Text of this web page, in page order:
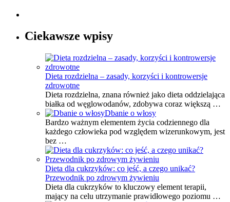
Ciekawsze wpisy
Dieta rozdzielna – zasady, korzyści i kontrowersje
zdrowotne
Dieta rozdzielna, znana również jako dieta oddzielająca
białka od węglowodanów, zdobywa coraz większą …
Dbanie o włosy
Bardzo ważnym elementem życia codziennego dla
każdego człowieka pod względem wizerunkowym, jest
bez …
Dieta dla cukrzyków: co jeść, a czego unikać?
Przewodnik po zdrowym żywieniu
Dieta dla cukrzyków to kluczowy element terapii,
mający na celu utrzymanie prawidłowego poziomu …